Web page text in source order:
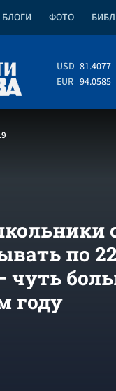
БЛОГИ ФОТО
USD 81.4077
EUR 94.0585
по
чуть
году